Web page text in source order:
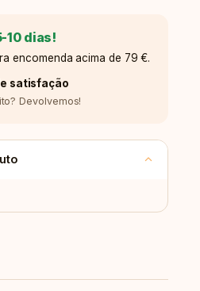
10 dias!
encomenda acima de 79 €.
satisfação
Devolvemos!